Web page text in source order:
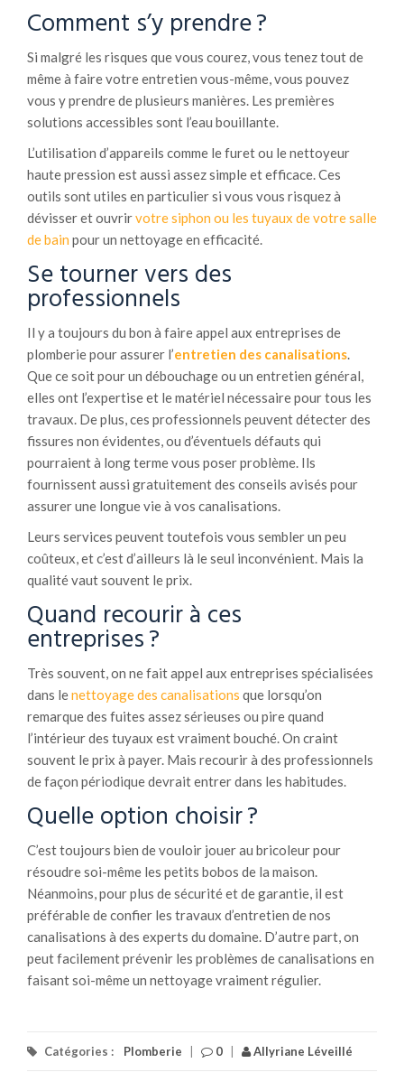
Comment s’y prendre ?
Si malgré les risques que vous courez, vous tenez tout de
même à faire votre entretien vous-même, vous pouvez
vous y prendre de plusieurs manières. Les premières
solutions accessibles sont l’eau bouillante.
L’utilisation d’appareils comme le furet ou le nettoyeur
haute pression est aussi assez simple et efficace. Ces
outils sont utiles en particulier si vous vous risquez à
dévisser et ouvrirvotre siphon ou les tuyaux de votre salle
de bain pour un nettoyage en efficacité.
Se tourner vers des
professionnels
Il y a toujours du bon à faire appel aux entreprises de
plomberie pour assurer l’entretien des canalisations.
Que ce soit pour un débouchage ou un entretien général,
elles ont l’expertise et le matériel nécessaire pour tous les
travaux. De plus, ces professionnels peuvent détecter des
fissures non évidentes, ou d’éventuels défauts qui
pourraient à long terme vous poser problème. Ils
fournissent aussi gratuitement des conseils avisés pour
assurer une longue vie à vos canalisations.
Leurs services peuvent toutefois vous sembler un peu
coûteux, et c’est d’ailleurs là le seul inconvénient. Mais la
qualité vaut souvent le prix.
Quand recourir à ces
entreprises ?
Très souvent, on ne fait appel aux entreprises spécialisées
dans lenettoyage des canalisations que lorsqu’on
remarque des fuites assez sérieuses ou pire quand
l’intérieur des tuyaux est vraiment bouché. On craint
souvent le prix à payer. Mais recourir à des professionnels
de façon périodique devrait entrer dans les habitudes.
Quelle option choisir ?
C’est toujours bien de vouloir jouer au bricoleur pour
résoudre soi-même les petits bobos de la maison.
Néanmoins, pour plus de sécurité et de garantie, il est
préférable de confier les travaux d’entretien de nos
canalisations à des experts du domaine. D’autre part, on
peut facilement prévenir les problèmes de canalisations en
faisant soi-même un nettoyage vraiment régulier.
Catégories : Plomberie 0 Allyriane Léveillé